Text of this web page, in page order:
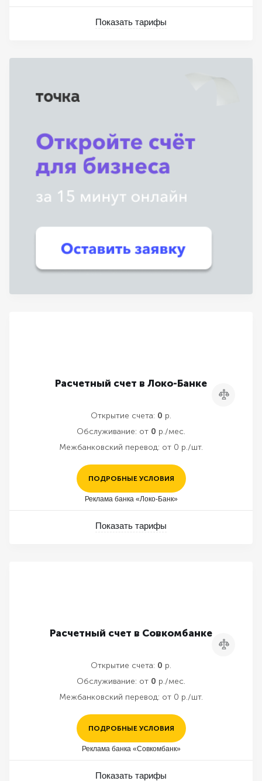
Показать тарифы
Расчетный счет в Локо-Банке
Сравнить
Открытие счета: 0 р.
Обслуживание: от 0 р./мес.
Межбанковский перевод: от 0 р./шт.
ПОДРОБНЫЕ УСЛОВИЯ
Реклама банка «Локо-Банк»
Показать тарифы
Расчетный счет в Совкомбанке
Сравнить
Открытие счета: 0 р.
Обслуживание: от 0 р./мес.
Межбанковский перевод: от 0 р./шт.
ПОДРОБНЫЕ УСЛОВИЯ
Реклама банка «Совкомбанк»
Показать тарифы